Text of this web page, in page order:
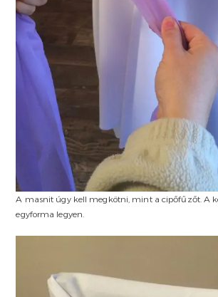
A masnit úgy kell megkötni, mint a cipőfűzőt. A
egyforma legyen.